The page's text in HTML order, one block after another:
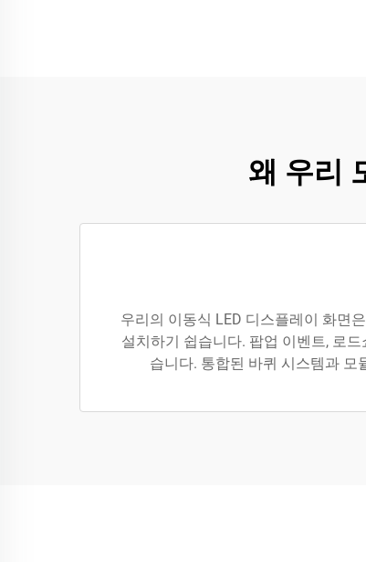
왜 우리
우리의 이동식 LED 디스플레이 화면
설치하기 쉽습니다. 팝업 이벤트, 로
습니다. 통합된 바퀴 시스템과